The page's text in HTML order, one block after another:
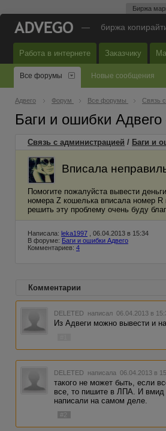
Биржа
— биржа
Работа в интернете Заказчику
Все форумы Новые сообщения
Адвего Форум Все форумы Связь
Баги и ошибки
Связь с администрацией / Баги и
Вписала
Помогите пожалуйста вывести
номера Z кошелька вписала номер
решить эту проблему очень буду
Написала: leka1997 , 06.04.2013 в 15:34
В форуме: Баги и ошибки Адвего
Комментариев: 4
Комментарии
DELETED написал 06.04.2013 в
Из Адвеги можно вывести и
DELETED написала 06.04.2013 в
такого не может быть, если
все, то пишите в ЛПА. И вмид
написали на самом деле.
#2